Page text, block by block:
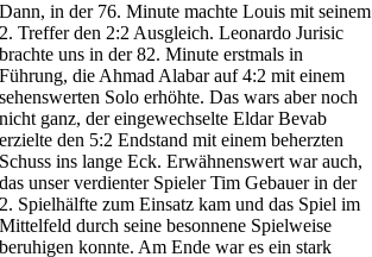
Dann, in der 76. Minute machte Louis mit seinem
2. Treffer den 2:2 Ausgleich. Leonardo Jurisic
brachte uns in der 82. Minute erstmals in
Führung, die Ahmad Alabar auf 4:2 mit einem
sehenswerten Solo erhöhte. Das wars aber noch
nicht ganz, der eingewechselte Eldar Bevab
erzielte den 5:2 Endstand mit einem beherzten
Schuss ins lange Eck. Erwähnenswert war auch,
das unser verdienter Spieler Tim Gebauer in der
2. Spielhälfte zum Einsatz kam und das Spiel im
Mittelfeld durch seine besonnene Spielweise
beruhigen konnte. Am Ende war es ein stark